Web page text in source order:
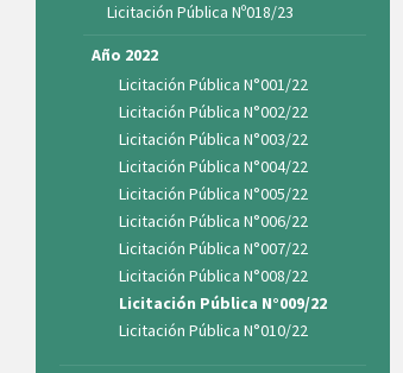
Licitación Pública Nº018/23
Año 2022
Licitación Pública N°001/22
Licitación Pública N°002/22
Licitación Pública N°003/22
Licitación Pública N°004/22
Licitación Pública N°005/22
Licitación Pública N°006/22
Licitación Pública N°007/22
Licitación Pública N°008/22
Licitación Pública N°009/22
Licitación Pública N°010/22